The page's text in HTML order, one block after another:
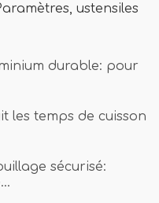
ustensiles
durable: pour
les temps de cuisson
sécurisé: